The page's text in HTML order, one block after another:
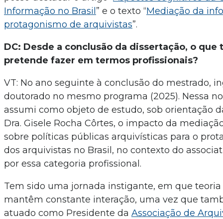
Informação no Brasil ” e o texto “Mediação da
protagonismo de arquivistas”.
DC: Desde a conclusão da dissertação, o
pretende fazer em termos profissionais?
VT: No ano seguinte à conclusão do mestrado,
doutorado no mesmo programa (2025). Nessa
assumi como objeto de estudo, sob orientação
Dra. Gisele Rocha Côrtes, o impacto da
sobre políticas públicas arquivísticas para o
dos arquivistas no Brasil, no contexto do
por essa categoria profissional.
Tem sido uma jornada instigante, em que
mantêm constante interação, uma vez que
atuado como Presidente da Associação de